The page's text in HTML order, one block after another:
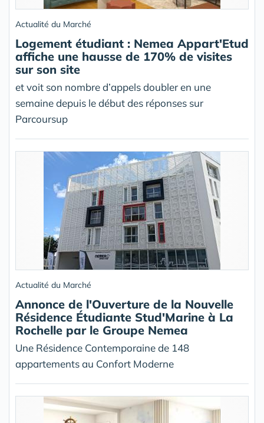
Actualité du Marché
Logement étudiant : Nemea Appart'Etud
affiche une hausse de 170% de visites
sur son site
et voit son nombre d’appels doubler en une
semaine depuis le début des réponses sur
Parcoursup
Actualité du Marché
Annonce de l'Ouverture de la Nouvelle
Résidence Étudiante Stud'Marine à La
Rochelle par le Groupe Nemea
Une Résidence Contemporaine de 148
appartements au Confort Moderne